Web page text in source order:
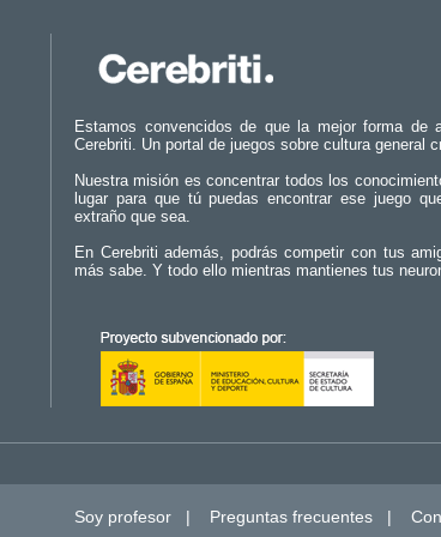
Estamos convencidos de que la mejor forma de
Cerebriti. Un portal de juegos sobre cultura general
Nuestra misión es concentrar todos los
lugar para que tú puedas encontrar ese juego
extraño que sea.
En Cerebriti además, podrás competir con tus
más sabe. Y todo ello mientras mantienes tus
Soy profesor | Preguntas frecuentes |